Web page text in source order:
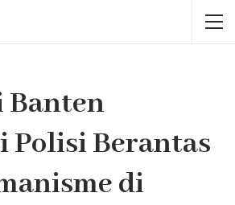
Banten
Polisi Berantas
di